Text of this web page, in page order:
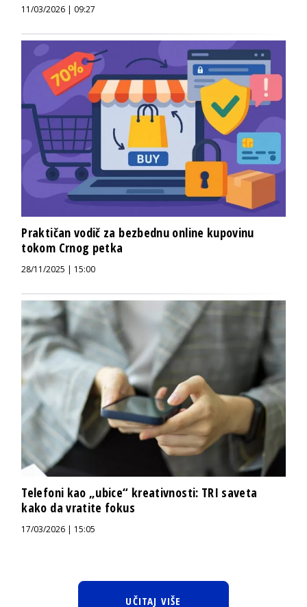
11/03/2026 | 09:27
Praktičan vodič za bezbednu online kupovinu
tokom Crnog petka
28/11/2025 | 15:00
Telefoni kao „ubice“ kreativnosti: TRI saveta
kako da vratite fokus
17/03/2026 | 15:05
UČITAJ VIŠE